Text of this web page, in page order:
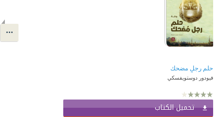
حلم رجلٍ مضحك
فيودور دوستويفسكي
تحميل الكتاب